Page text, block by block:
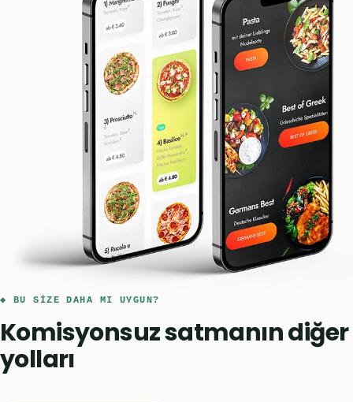
◆ BU SIZE DAHA MI UYGUN?
Komisyonsuz satmanın diğer
yolları